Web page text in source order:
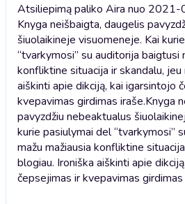
Atsiliepimą paliko Aira nuo
Knyga neišbaigta, daugelis
šiuolaikineje visuomeneje. Kai
“tvarkymosi” su auditorija baigtusi
konfliktine situacija ir skandalu, jeu
aiškinti apie dikciją, kai igarsintojo
kvepavimas girdimas iraše.Knyga
pavyzdžiu nebeaktualus
kurie pasiulymai del “tvarkymosi”
mažu mažiausia konfliktine
blogiau. Ironiška aiškinti apie
čepsejimas ir kvepavimas girdimas